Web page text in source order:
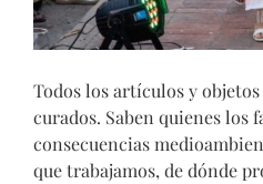
Todos los artículos y
curados. Saben quienes los
consecuencias
que trabajamos, de dónde